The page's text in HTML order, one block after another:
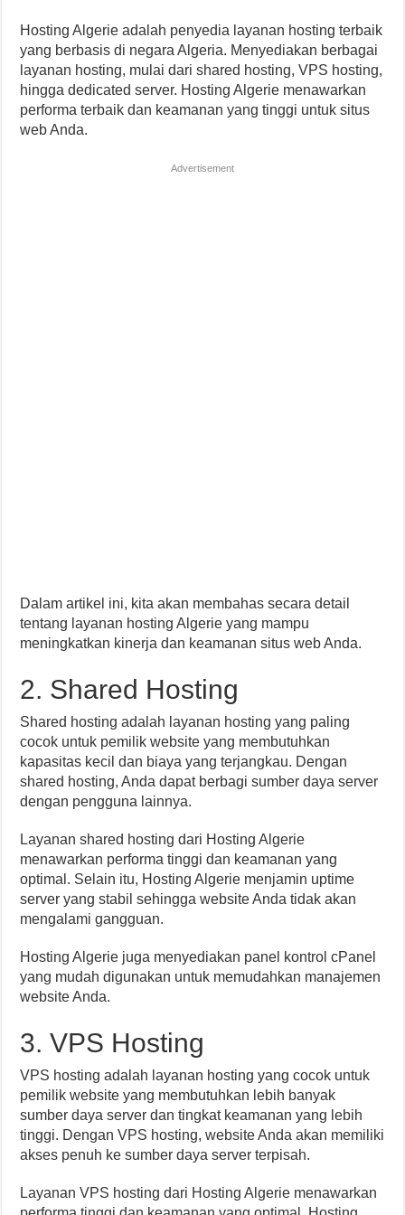
Hosting Algerie adalah penyedia layanan hosting terbaik
yang berbasis di negara Algeria. Menyediakan berbagai
layanan hosting, mulai dari shared hosting, VPS hosting,
hingga dedicated server. Hosting Algerie menawarkan
performa terbaik dan keamanan yang tinggi untuk situs
web Anda.
Advertisement
Dalam artikel ini, kita akan membahas secara detail
tentang layanan hosting Algerie yang mampu
meningkatkan kinerja dan keamanan situs web Anda.
2. Shared Hosting
Shared hosting adalah layanan hosting yang paling
cocok untuk pemilik website yang membutuhkan
kapasitas kecil dan biaya yang terjangkau. Dengan
shared hosting, Anda dapat berbagi sumber daya server
dengan pengguna lainnya.
Layanan shared hosting dari Hosting Algerie
menawarkan performa tinggi dan keamanan yang
optimal. Selain itu, Hosting Algerie menjamin uptime
server yang stabil sehingga website Anda tidak akan
mengalami gangguan.
Hosting Algerie juga menyediakan panel kontrol cPanel
yang mudah digunakan untuk memudahkan manajemen
website Anda.
3. VPS Hosting
VPS hosting adalah layanan hosting yang cocok untuk
pemilik website yang membutuhkan lebih banyak
sumber daya server dan tingkat keamanan yang lebih
tinggi. Dengan VPS hosting, website Anda akan memiliki
akses penuh ke sumber daya server terpisah.
Layanan VPS hosting dari Hosting Algerie menawarkan